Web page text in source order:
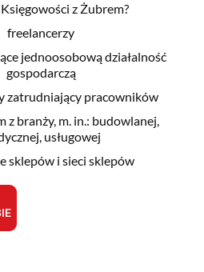
z Żubrem?
freelancerzy
jednoosobową działalność
gospodarczą
zatrudniający pracowników
z branży, m. in.: budowlanej,
usługowej
sklepów i sieci sklepów